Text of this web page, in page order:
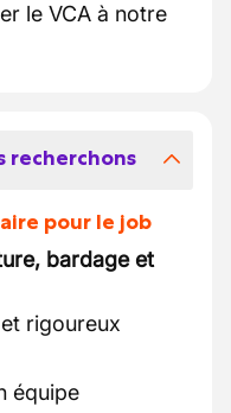
le VCA à notre
recherchons
pour le job
bardage et
rigoureux
équipe